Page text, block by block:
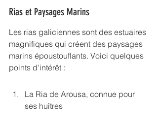
Rias et Paysages Marins
Les rias galiciennes sont des estuaires
magnifiques qui créent des paysages
marins époustouflants. Voici quelques
points d'intérêt :
La Ria de Arousa, connue pour
ses huîtres